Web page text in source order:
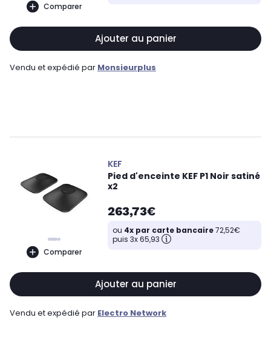
Comparer
Ajouter au panier
Vendu et expédié par Monsieurplus
Comparer
KEF
Pied d'enceinte KEF P1 Noir satiné
x2
263,73€
ou 4x par carte bancaire72,52€
puis 3x 65,93
Ajouter au panier
Vendu et expédié par Electro Network